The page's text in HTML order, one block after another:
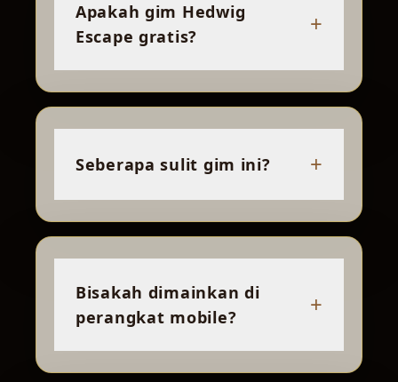
Apakah gim Hedwig
Escape gratis?
+
Seberapa sulit gim ini? +
Bisakah dimainkan di
perangkat mobile?
+